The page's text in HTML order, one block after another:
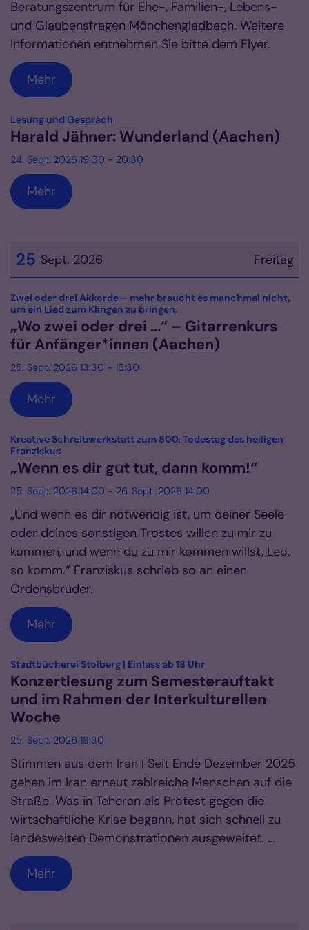
Beratungszentrum für Ehe-, Familien-, Lebens-
und Glaubensfragen Mönchengladbach. Weitere
Informationen entnehmen Sie bitte dem Flyer.
Mehr
Lesung und Gespräch
Harald Jähner: Wunderland (Aachen)
24. Sept. 2026 19:00 - 20:30
Mehr
Freitag
25 Sept. 2026
Datum: 25. September 2026
Zwei oder drei Akkorde – mehr braucht es manchmal nicht,
um ein Lied zum Klingen zu bringen.
„Wo zwei oder drei ...“ – Gitarrenkurs
für Anfänger*innen (Aachen)
25. Sept. 2026 13:30 - 15:30
Mehr
Kreative Schreibwerkstatt zum 800. Todestag des heiligen
Franziskus:
„Wenn es dir gut tut, dann komm!“
25. Sept. 2026 14:00 - 26. Sept. 2026 14:00
„Und wenn es dir notwendig ist, um deiner Seele
oder deines sonstigen Trostes willen zu mir zu
kommen, und wenn du zu mir kommen willst, Leo,
so komm.“ Franziskus schrieb so an einen
Ordensbruder.
Mehr
Stadtbücherei Stolberg | Einlass ab 18 Uhr:
Konzertlesung zum Semesterauftakt
und im Rahmen der Interkulturellen
Woche
25. Sept. 2026 18:30
Stimmen aus dem Iran | Seit Ende Dezember 2025
gehen im Iran erneut zahlreiche Menschen auf die
Straße. Was in Teheran als Protest gegen die
wirtschaftliche Krise begann, hat sich schnell zu
landesweiten Demonstrationen ausgeweitet. ...
Mehr